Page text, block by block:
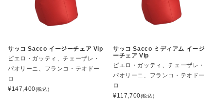
サッコ Sacco イージーチェア Vip
ピエロ・ガッティ、チェーザレ・
パオリーニ、フランコ・テオドー
ロ
¥147,400(税込)
サッコ Sacco ミディアム イージ
ーチェア Vip
ピエロ・ガッティ、チェーザレ・
パオリーニ、フランコ・テオドー
ロ
¥117,700(税込)